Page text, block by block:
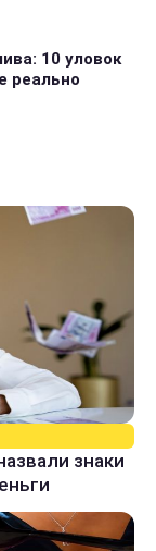
10 уловок
реально
знаки